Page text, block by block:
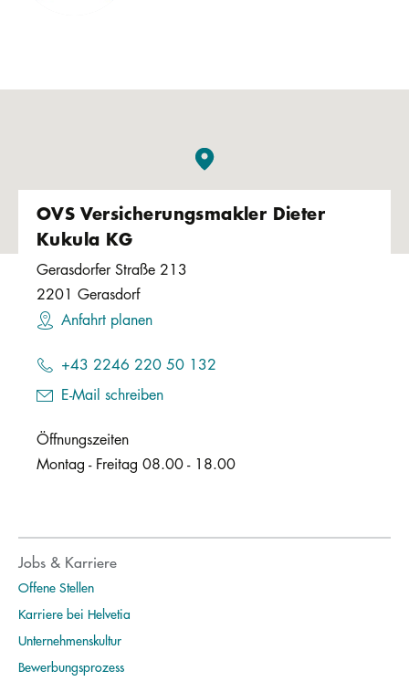
OVS Versicherungsmakler Dieter
Kukula KG
Gerasdorfer Straße 213
2201 Gerasdorf
Anfahrt planen
+43 2246 220 50 132
E-Mail schreiben
Öffnungszeiten
Montag - Freitag 08.00 - 18.00
Jobs & Karriere
Offene Stellen
Karriere bei Helvetia
Unternehmenskultur
Bewerbungsprozess